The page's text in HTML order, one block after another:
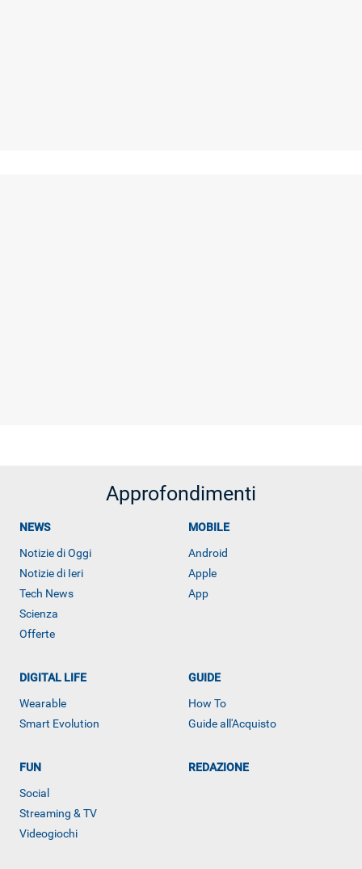
ALTRO
Approfondimenti
NEWS
Notizie di Oggi
Notizie di Ieri
Tech News
Scienza
Offerte
MOBILE
Android
Apple
App
DIGITAL LIFE
Wearable
Smart Evolution
GUIDE
How To
Guide all'Acquisto
FUN
Social
Streaming & TV
Videogiochi
REDAZIONE